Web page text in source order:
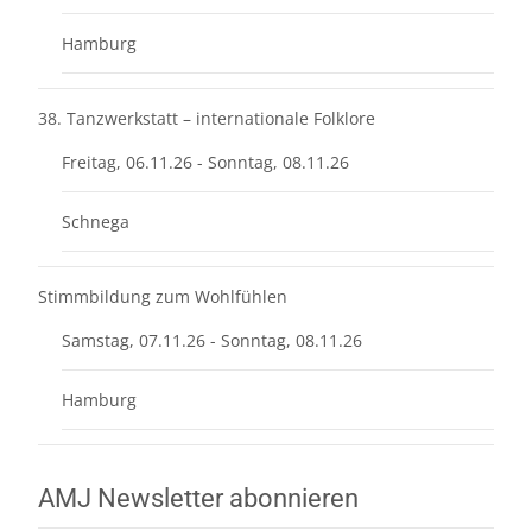
Hamburg
38. Tanzwerkstatt – internationale Folklore
Freitag, 06.11.26 - Sonntag, 08.11.26
Schnega
Stimmbildung zum Wohlfühlen
Samstag, 07.11.26 - Sonntag, 08.11.26
Hamburg
AMJ Newsletter abonnieren